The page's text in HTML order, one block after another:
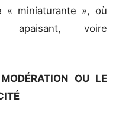
« miniaturante », où
voire
OU LE